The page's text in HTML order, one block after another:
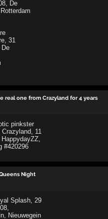
real one from Crazyland for 4 years
Night